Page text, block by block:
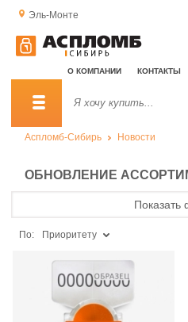
Эль-Монте
О КОМПАНИИ КОНТАКТЫ
Аспломб-Сибирь Новости
ОБНОВЛЕНИЕ
Показать
По: Приоритету